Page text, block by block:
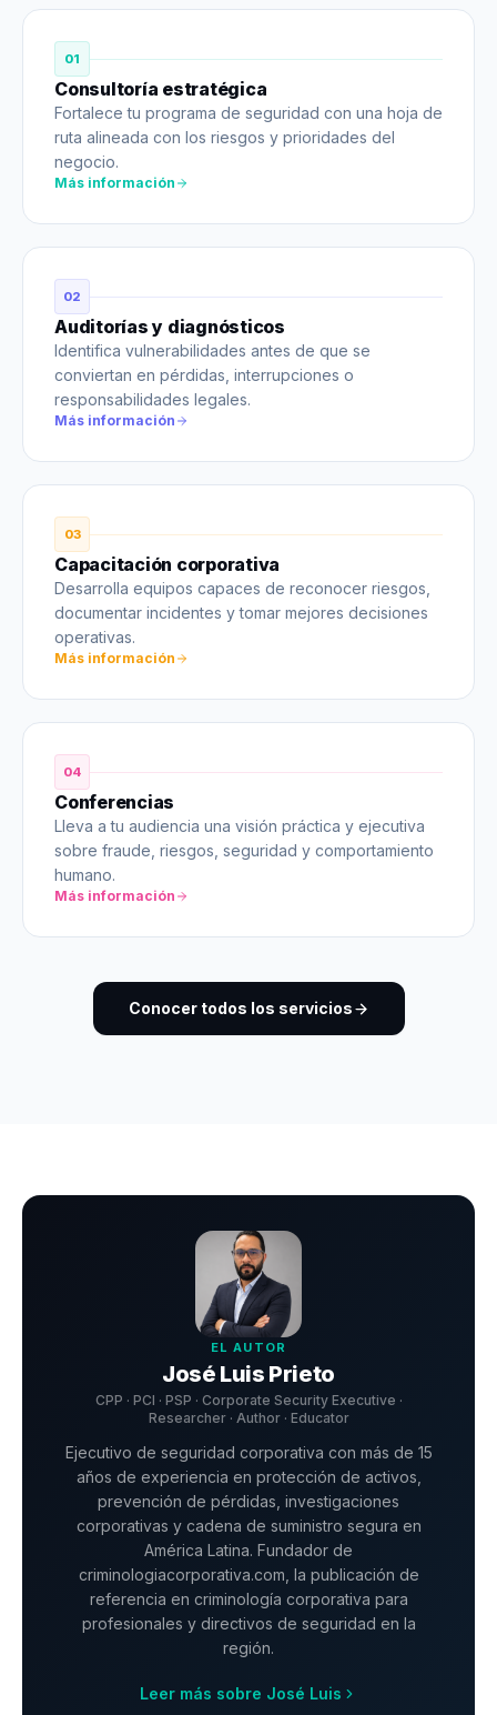
01
Consultoría estratégica
Fortalece tu programa de seguridad con una hoja de
ruta alineada con los riesgos y prioridades del
negocio.
Más información
02
Auditorías y diagnósticos
Identifica vulnerabilidades antes de que se
conviertan en pérdidas, interrupciones o
responsabilidades legales.
Más información
03
Capacitación corporativa
Desarrolla equipos capaces de reconocer riesgos,
documentar incidentes y tomar mejores decisiones
operativas.
Más información
04
Conferencias
Lleva a tu audiencia una visión práctica y ejecutiva
sobre fraude, riesgos, seguridad y comportamiento
humano.
Más información
Conocer todos los servicios
EL AUTOR
José Luis Prieto
CPP · PCI · PSP · Corporate Security Executive ·
Researcher · Author · Educator
Ejecutivo de seguridad corporativa con más de 15
años de experiencia en protección de activos,
prevención de pérdidas, investigaciones
corporativas y cadena de suministro segura en
América Latina. Fundador de
criminologiacorporativa.com, la publicación de
referencia en criminología corporativa para
profesionales y directivos de seguridad en la
región.
Leer más sobre José Luis